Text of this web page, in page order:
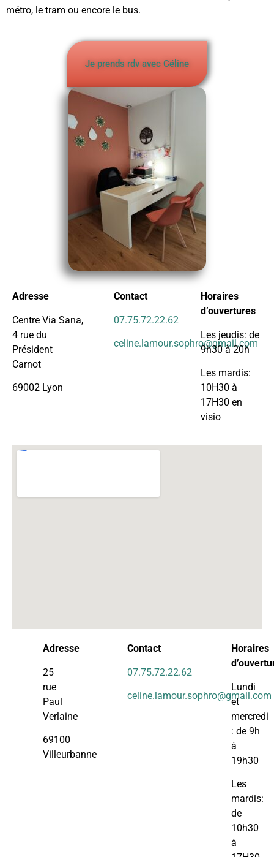
métro, le tram ou encore le bus.
Je prends rdv avec Céline
Adresse
Centre Via Sana,
4 rue du
Président
Carnot
69002 Lyon
Contact
07.75.72.22.62
celine.lamour.sophro@gmail.com
Horaires
d’ouvertures
Les jeudis: de
9h30 à 20h
Les mardis:
10H30 à
17H30 en
visio
Adresse
25
rue
Paul
Verlaine
69100
Villeurbanne
Contact
07.75.72.22.62
celine.lamour.sophro@gmail.com
Horaires
Lundi
et
mercredi
: de 9h
à
19h30
Les
mardis:
de
10h30
à